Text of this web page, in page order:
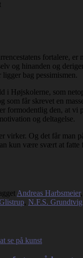
fortalere,
og hinanden og
bag pessimismen.
i Højskolerne, som
som får skrevet en
formodentlig den, at
og deltagelse.
virker. Og det får man
kun være svært at fatte
Andreas Harbsmeier,
, N.F.S. Grundtvig